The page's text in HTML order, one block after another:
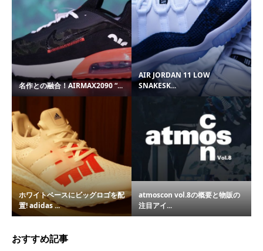
名作との融合！AIRMAX2090 “...
AIR JORDAN 11 LOW
SNAKESK...
ホワイトベースにビッグロゴを配
置! adidas ...
atmoscon vol.8の概要と物販の
注目アイ...
おすすめ記事